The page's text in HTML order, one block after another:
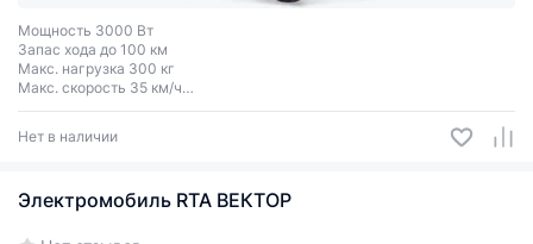
Мощность 3000 Вт
Запас хода до 100 км
Макс. нагрузка 300 кг
Макс. скорость 35 км/ч
Колеса R12
Нет в наличии
Электромобиль RTA ВЕКТОР